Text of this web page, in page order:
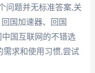
问题并无标准答案,关
国加速器、回国
国互联网的不错选
需求和使用习惯,尝试